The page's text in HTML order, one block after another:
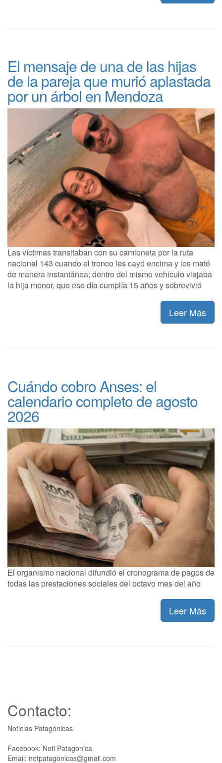
El mensaje de una de las hijas
de la pareja que murió aplastada
por un árbol en Mendoza
Las víctimas transitaban con su camioneta por la ruta
nacional 143 cuando el tronco les cayó encima y los mató
de manera instantánea; dentro del mismo vehículo viajaba
la hija menor, que ese día cumplía 15 años y sobrevivió
Leer Más
Cuándo cobro Anses: el
calendario completo de agosto
2026
El organismo nacional difundió el cronograma de pagos de
todas las prestaciones sociales del octavo mes del año
Leer Más
Contacto:
Noticias Patagónicas
Facebook: Noti Patagonica
Email: notpatagonicas@gmail.com